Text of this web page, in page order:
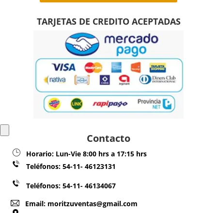
TARJETAS DE CREDITO ACEPTADAS
Contacto
Horario: Lun-Vie 8:00 hrs a 17:15 hrs
Teléfonos: 54-11- 46123131
Teléfonos: 54-11- 46134067
Email: moritzuventas@gmail.com